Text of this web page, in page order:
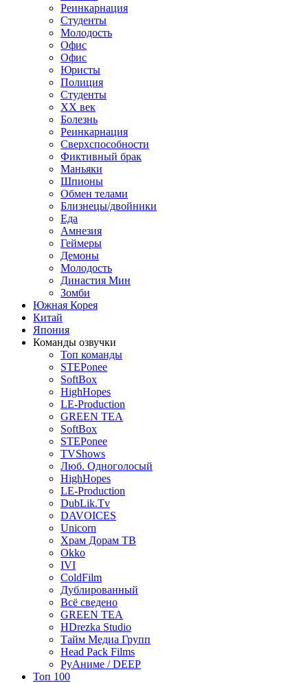
Реинкарнация
Студенты
Молодость
Офис
Офис
Юристы
Полиция
Студенты
ХХ век
Болезнь
Реинкарнация
Сверхспособности
Фиктивный брак
Маньяки
Шпионы
Обмен телами
Близнецы/двойники
Еда
Амнезия
Геймеры
Демоны
Молодость
Династия Мин
Зомби
Южная Корея
Китай
Япония
Команды озвучки
Топ команды
STEPonee
SoftBox
HighHopes
LE-Production
GREEN TEA
SoftBox
STEPonee
TVShows
Люб. Одноголосый
HighHopes
LE-Production
DubLik.Tv
DAVOICES
Unicorn
Храм Дорам ТВ
Okko
IVI
ColdFilm
Дублированный
Всё сведено
GREEN TEA
HDrezka Studio
Тайм Медиа Групп
Head Pack Films
РуАниме / DEEP
Топ 100